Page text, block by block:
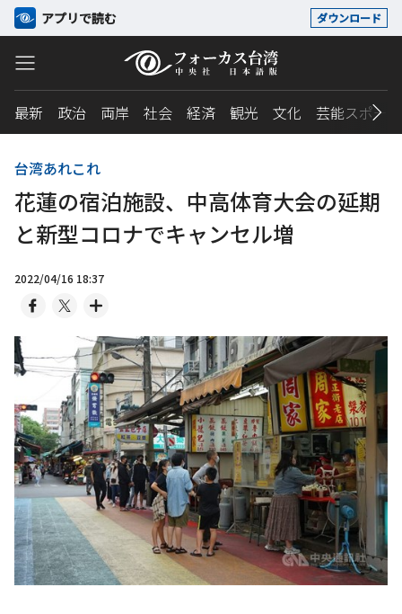
アプリで読む ダウンロード
最新 政治 両岸 社会 経済 観光 文化 芸能スポーツ
台湾あれこれ
花蓮の宿泊施設、中高体育大会の延期
と新型コロナでキャンセル増
2022/04/16 18:37